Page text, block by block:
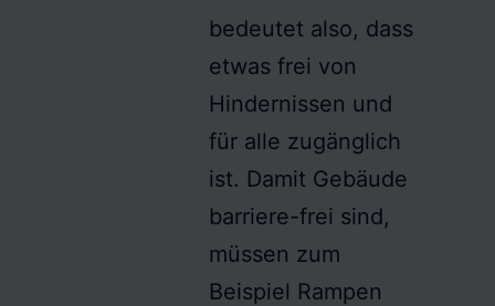
bedeutet also, dass
etwas frei von
Hindernissen und
für alle zugänglich
ist. Damit Gebäude
barriere-frei sind,
müssen zum
Beispiel Rampen